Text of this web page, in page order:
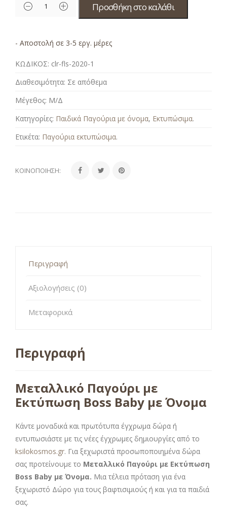
Προσθήκη στο καλάθι
- Αποστολή σε 3-5 εργ. μέρες
ΚΩΔΙΚΟΣ: clr-fls-2020-1
Διαθεσιμότητα: Σε απόθεμα
Μέγεθος: Μ/Δ
Κατηγορίες: Παιδικά Παγούρια με όνομα, Εκτυπώσιμα.
Ετικέτα: Παγούρια εκτυπώσιμα.
ΚΟΙΝΟΠΟΊΗΣΗ:
Περιγραφή
Αξιολογήσεις (0)
Μεταφορικά
Περιγραφή
Μεταλλικό Παγούρι με
Εκτύπωση Boss Baby με Όνομα
Κάντε μοναδικά και πρωτότυπα έγχρωμα δώρα ή
εντυπωσιάστε με τις νέες έγχρωμες δημιουργίες από το
ksilokosmos.gr. Για ξεχωριστά προσωποποιημένα δώρα
σας προτείνουμε το Μεταλλικό Παγούρι με Εκτύπωση
Boss Baby με Όνομα. Μια τέλεια πρόταση για ένα
ξεχωριστό Δώρο για τους βαφτισιμιούς ή και για τα παιδιά
σας.